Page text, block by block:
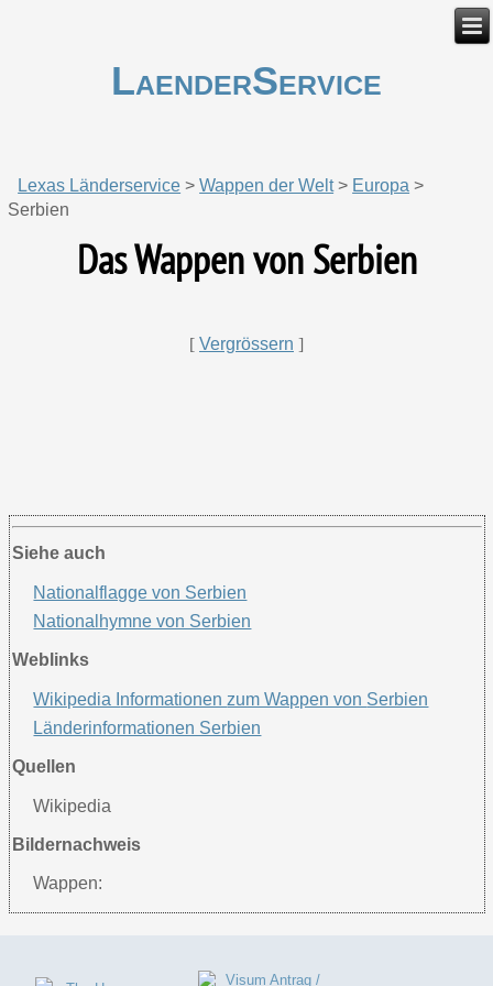
LaenderService
Lexas Länderservice >Wappen der Welt> Europa >
Serbien
Das Wappen von Serbien
[ Vergrössern ]
Siehe auch
Nationalflagge von Serbien
Nationalhymne von Serbien
Weblinks
Wikipedia I nformationenzum Wappen von Serbien
Länderinformationen Serbien
Quellen
Wikipedia
Bildernachweis
Wappen: